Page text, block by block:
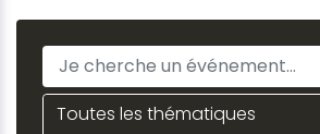
Toutes les thématiques